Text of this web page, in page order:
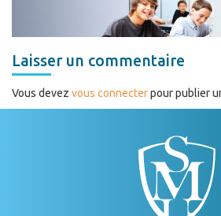
Laisser un commentaire
Vous devez vous connecterpour publier